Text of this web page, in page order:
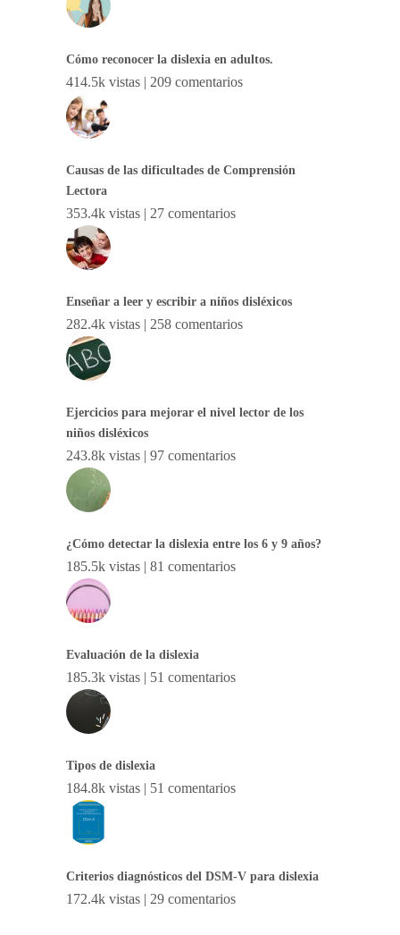
Cómo reconocer la dislexia en adultos.
414.5k vistas | 209 comentarios
Causas de las dificultades de Comprensión
Lectora
353.4k vistas | 27 comentarios
Enseñar a leer y escribir a niños disléxicos
282.4k vistas | 258 comentarios
Ejercicios para mejorar el nivel lector de los
niños disléxicos
243.8k vistas | 97 comentarios
¿Cómo detectar la dislexia entre los 6 y 9 años?
185.5k vistas | 81 comentarios
Evaluación de la dislexia
185.3k vistas | 51 comentarios
Tipos de dislexia
184.8k vistas | 51 comentarios
Criterios diagnósticos del DSM-V para dislexia
172.4k vistas | 29 comentarios